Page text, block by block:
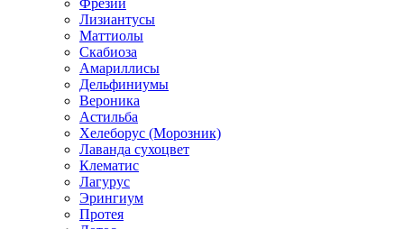
Лизиантусы
Маттиолы
Скабиоза
Амариллисы
Дельфиниумы
Вероника
Астильба
Хелеборус (Морозник)
Лаванда сухоцвет
Клематис
Лагурус
Эрингиум
Протея